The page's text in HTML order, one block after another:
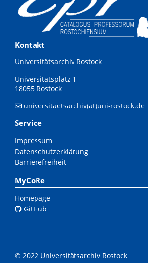
Kontakt
Universitätsarchiv Rostock
Universitätsplatz 1
18055 Rostock
universitaetsarchiv(at)uni-rostock.de
Service
Impressum
Datenschutzerklärung
Barrierefreiheit
MyCoRe
Homepage
GitHub
© 2022 Universitätsarchiv Rostock